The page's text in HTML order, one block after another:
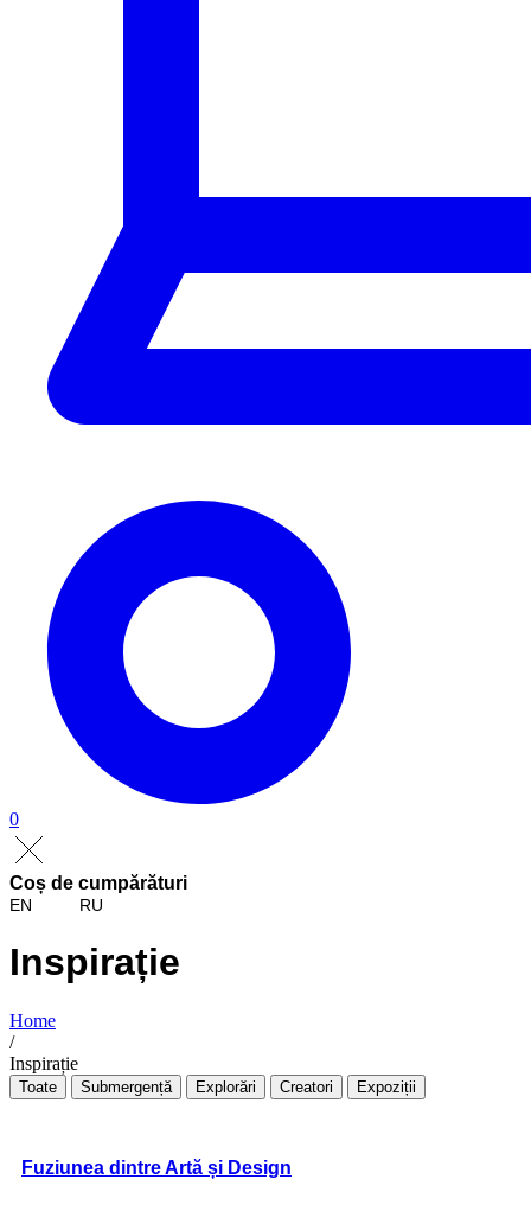
0
Coș de cumpărături
EN RU
Inspirație
Home
/
Inspirație
Toate Submergență Explorări Creatori Expoziții
Fuziunea dintre Artă și Design